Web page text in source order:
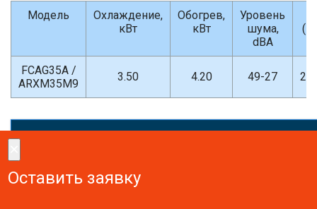
Модель
Охлаждение,
кВт
Обогрев,
кВт
Уровень
шума,
dBA
FCAG35A /
ARXM35M9
3.50 4.20 49-27
Оставить заявку
Оставить заявку